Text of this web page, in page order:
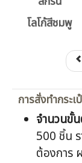
โลโก้สีชมพู
การสั่งทำกระ
จำนวนขั้
500 ชิ้น
ต้องการ